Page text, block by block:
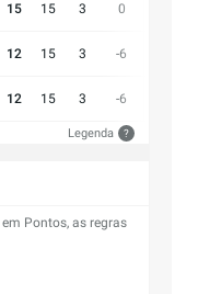
15 15 3 0
12 15 3 -6
12 15 3 -6
Legenda ?
Pontos, as regras